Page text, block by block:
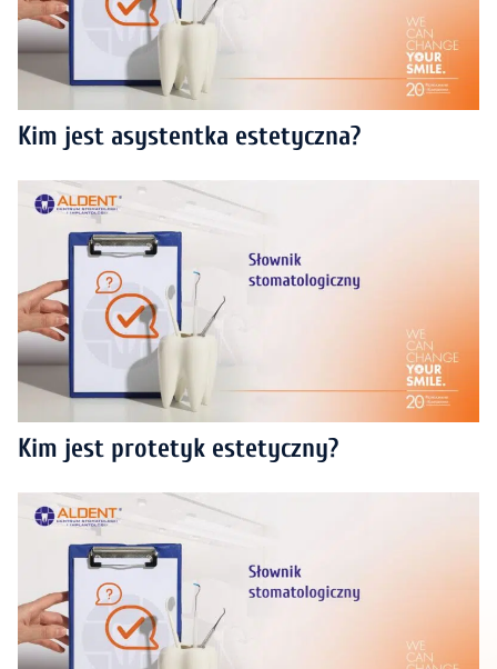
Kim jest asystentka estetyczna?
Kim jest protetyk estetyczny?